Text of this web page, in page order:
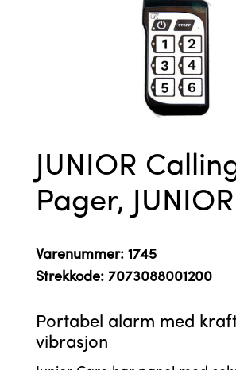
JUNIOR
Pager,
Varenummer: 1745
Strekkode: 7073088001200
Portabel alarm med
vibrasjon